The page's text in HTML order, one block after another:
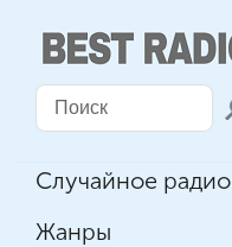
Случайное радио
Жанры